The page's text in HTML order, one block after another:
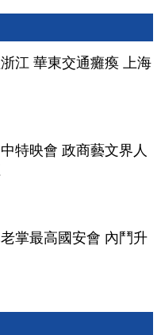
江 華東交通癱瘓 上海
特映會 政商藝文界人
掌最高國安會 內鬥升